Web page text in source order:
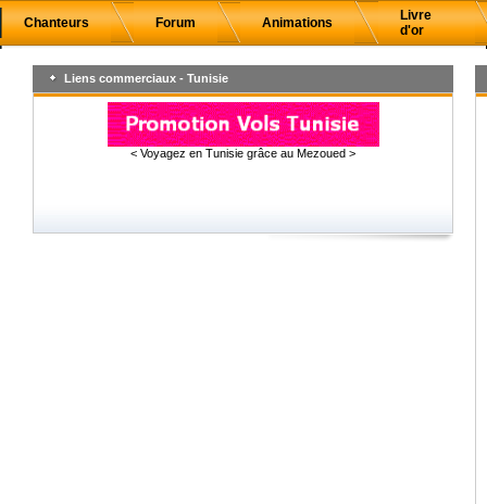
Chanteurs Forum Animations
Livre
d'or
Liens commerciaux - Tunisie
< Voyagez en Tunisie grâce au Mezoued >